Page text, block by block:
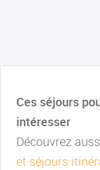
Ces séjours
intéresser
Découvrez
et séjours